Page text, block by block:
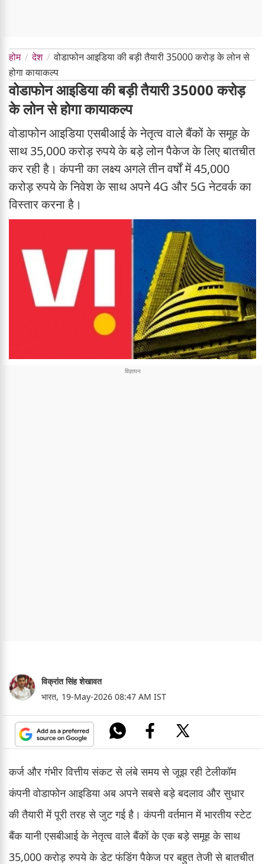
होम देश
वोडाफोन आइडिया की बड़ी तैयारी 35000 करोड़ के लोन से
होगा कायाकल्प
वोडाफोन आइडिया की बड़ी तैयारी 35000 करोड़
के लोन से होगा कायाकल्प
वोडाफोन आइडिया एसबीआई के नेतृत्व वाले बैंकों के समूह के
साथ 35,000 करोड़ रुपये के बड़े लोन पैकेज के लिए बातचीत
कर रही है। कंपनी का लक्ष्य अगले तीन वर्षों में 45,000
करोड़ रुपये के निवेश के साथ अपने 4G और 5G नेटवर्क का
विस्तार करना है।
विक्रांत सिंह शेखावत
भारत, 19-May-2026 08:47 AM IST
कर्ज और गंभीर वित्तीय संकट से लंबे समय से जूझ रही टेलीकॉम
कंपनी वोडाफोन आइडिया अब अपने सबसे बड़े बदलाव और सुधार
की तैयारी में पूरी तरह से जुट गई है। कंपनी वर्तमान में भारतीय स्टेट
बैंक यानी एसबीआई के नेतृत्व वाले बैंकों के एक बड़े समूह के साथ
35,000 करोड़ रुपये के डेट फंडिंग पैकेज पर बहुत तेजी से बातचीत